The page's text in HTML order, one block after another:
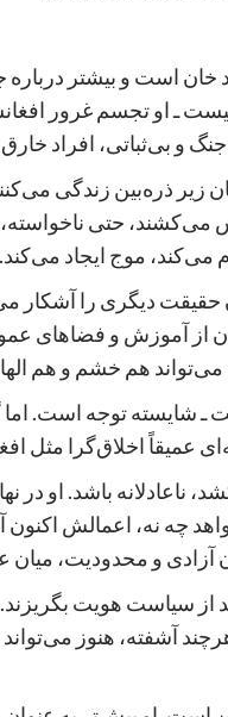
است و بیشتر درباره
ـ او تجسم غرور
بی‌ثباتی، افراد خارق
زیر ذره‌بین زندگی
حتی
موج ایجاد می‌کند.
دیگری را آشکار
از آموزش و فضاهای
هم خشم و هم
شایسته توجه است. اما
اخلاق‌گرا مثل
ناعادلانه باشد. او در
نه، اعمالش اکنون
آزادی و محدودیت،
از سیاست هویت بگریزند.
آشفته، هنوز می‌تواند